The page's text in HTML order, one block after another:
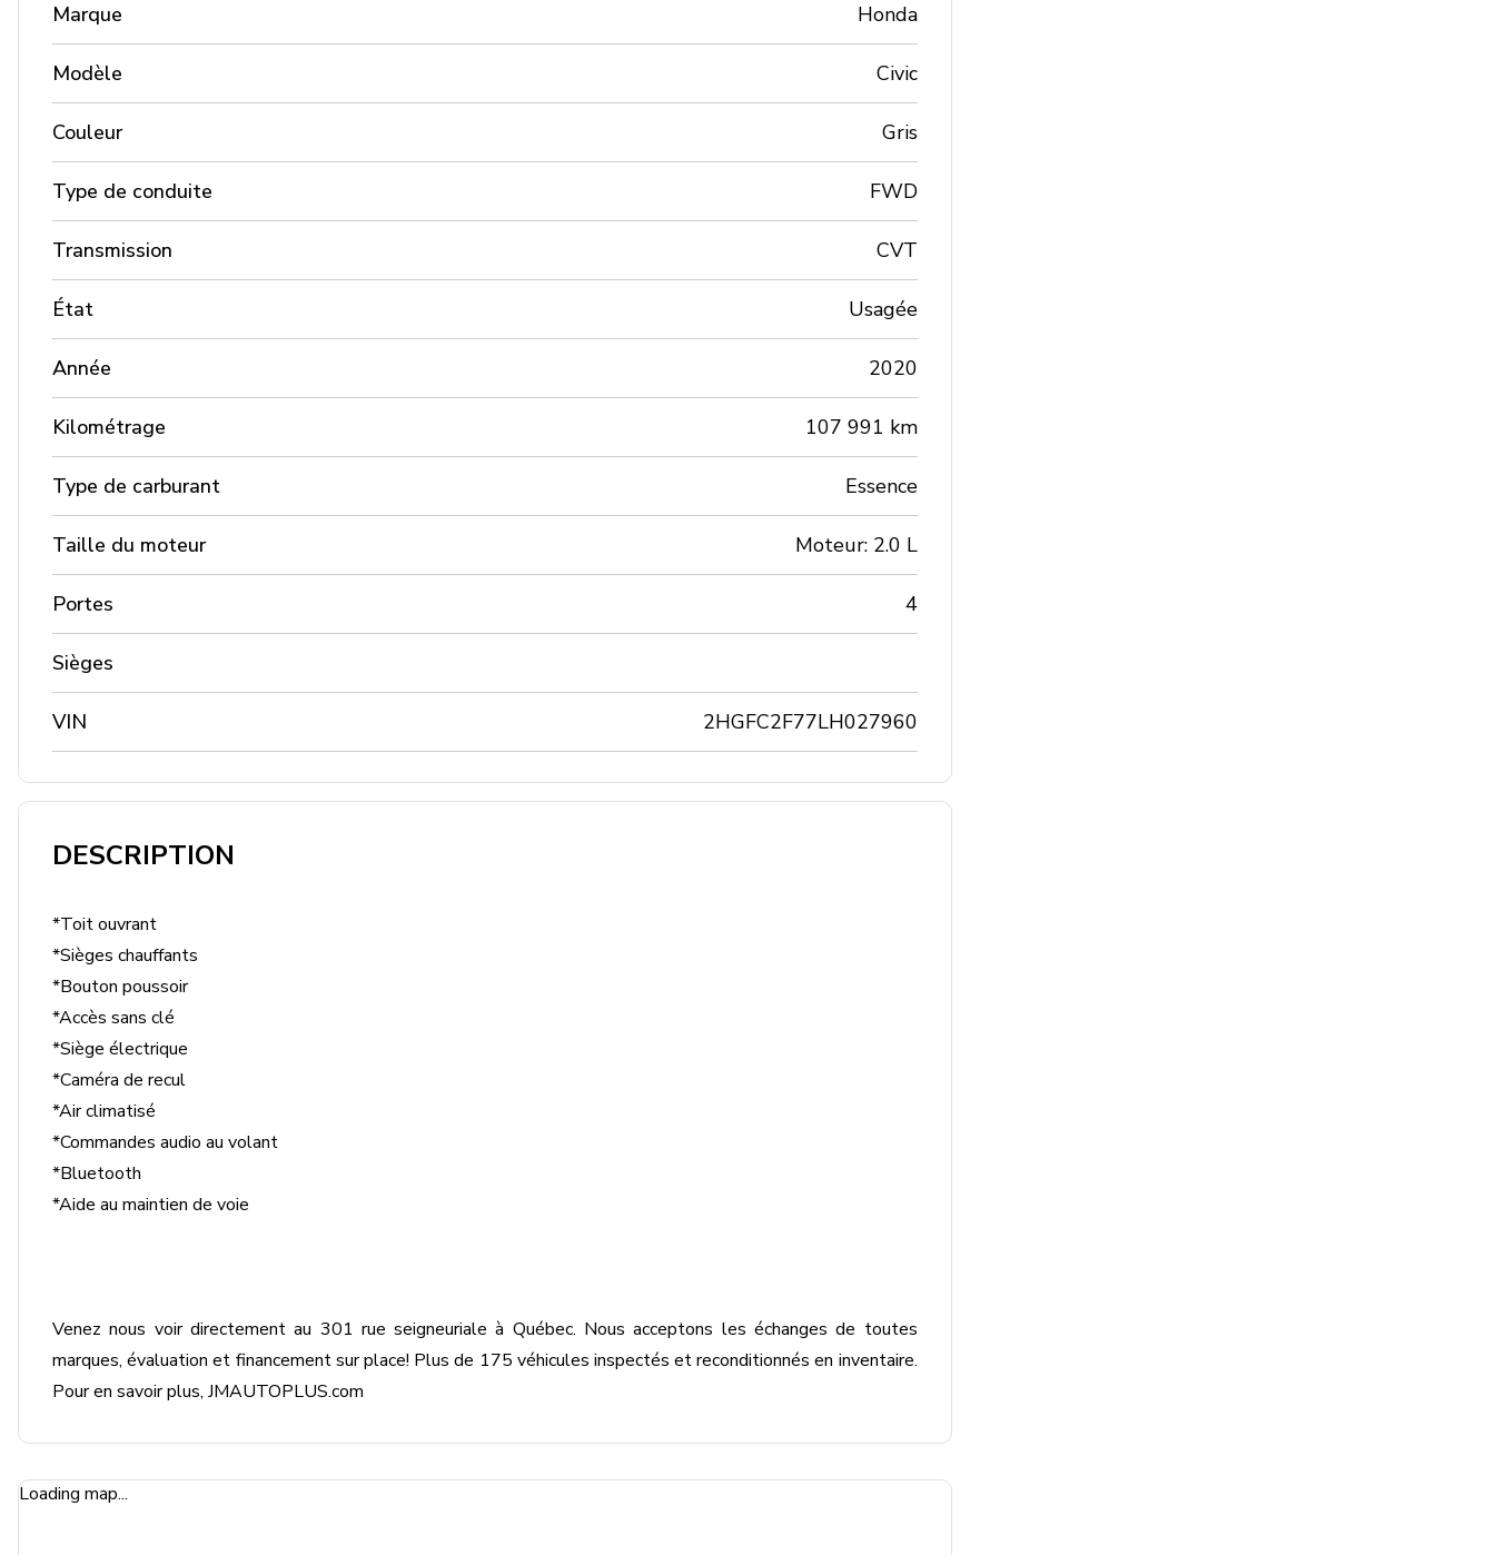
Marque Honda
Modèle Civic
Couleur Gris
Type de conduite FWD
Transmission CVT
État Usagée
Année 2020
Kilométrage 107 991 km
Type de carburant Essence
Taille du moteur Moteur: 2.0 L
Portes 4
Sièges
VIN 2HGFC2F77LH027960
DESCRIPTION
*Toit ouvrant
*Sièges chauffants
*Bouton poussoir
*Accès sans clé
*Siège électrique
*Caméra de recul
*Air climatisé
*Commandes audio au volant
*Bluetooth
*Aide au maintien de voie
Venez nous voir directement au 301 rue seigneuriale à Québec. Nous acceptons les échanges de toutes
marques, évaluation et financement sur place! Plus de 175 véhicules inspectés et reconditionnés en inventaire.
Pour en savoir plus, JMAUTOPLUS.com
Loading map...